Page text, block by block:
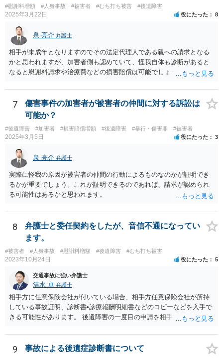
#慰謝料増額 #人身事故 #被害者 #むち打ち被害 #後遺障害
2025年3月22日 役にたった 8
泉 亮介 弁護士
相手が未成年となりますのでその法定代理人である親への請求となる
かと思われますが、加害者側も認めていて、怪我自体も診断があると
なると慰謝料請求や治療費などの損害賠償は可能でしょう。 整骨院へ
い場合が多いです。 また、保険会社から提案される金額は低めに出さ
れることも多いため、その交渉のために弁護士を入れるということも
考えられるかと思われます。
7
傷害事件の加害者が被害者の仲間に対する訴訟は
可能か？
#後遺障害 #加害者 #損害賠償増額 #後遺障害 #暴行・傷害罪 #被害者
2025年3月5日 役にたった 3
泉 亮介 弁護士
実際に怪我の原因が被害者の仲間の行動によるものなのかが証明でき
るかが重要でしょう。これが証明できるのであれば、請求が認められ
る可能性はあるかと思われます。
8
弁護士と委任契約をしたが、音信不通になってい
ます。
#被害者 #人身事故 #慰謝料増額 #後遺障害 #むち打ち被害
2023年10月24日 役にたった 5
交通事故に強い弁護士
清水 卓 弁護士
相手方に任意保険会社が付いている場合、相手方任意保険会社が所持
している事故証明、診断書•診療報酬明細書などのコピーなどを入手で
きる可能性があります。 後遺障害の一度目の申請を相手方任意保険会
果と認定理由書も相手方任意保険会社から入手できる可能性がありま
す。 これらが難しくても、通院していた病院のカルテを取り付けるこ
9 事故による後遺症診断書について